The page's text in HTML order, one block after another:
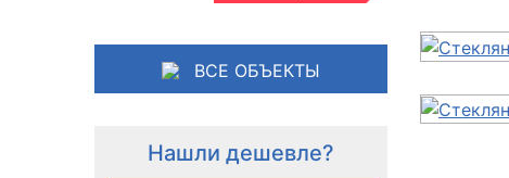
ВСЕ ОБЪЕКТЫ
Нашли дешевле?